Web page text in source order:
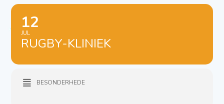
12
JUL
RUGBY-KLINIEK
BESONDERHEDE